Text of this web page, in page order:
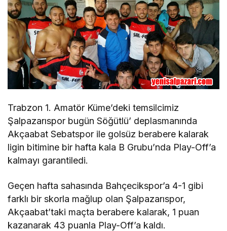
Trabzon 1. Amatör Küme’deki temsilcimiz
Şalpazarıspor bugün Söğütlü’ deplasmanında
Akçaabat Sebatspor ile golsüz berabere kalarak
ligin bitimine bir hafta kala B Grubu’nda Play-Off’a
kalmayı garantiledi.
Geçen hafta sahasında Bahçecikspor’a 4-1 gibi
farklı bir skorla mağlup olan Şalpazarıspor,
Akçaabat’taki maçta berabere kalarak, 1 puan
kazanarak 43 puanla Play-Off’a kaldı.